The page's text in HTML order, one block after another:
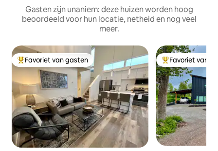
Gasten zijn unaniem: deze huizen worden hoog
beoordeeld voor hun locatie, netheid en nog veel
meer.
Topfavoriet van gasten
Favoriet van gasten Topfavoriet van
Favoriet van